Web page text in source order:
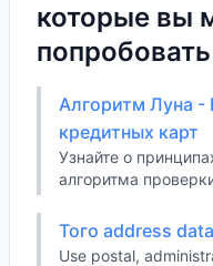
которые вы
попробовать
Алгоритм Луна -
кредитных карт
Узнайте о
алгоритма
Того address
Use postal,